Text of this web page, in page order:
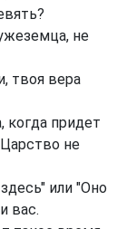
не
твоя вера
придет
не
или "Оно
вас.